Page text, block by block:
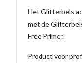
Het Glitterbels
met de
Free Primer.
Product voor